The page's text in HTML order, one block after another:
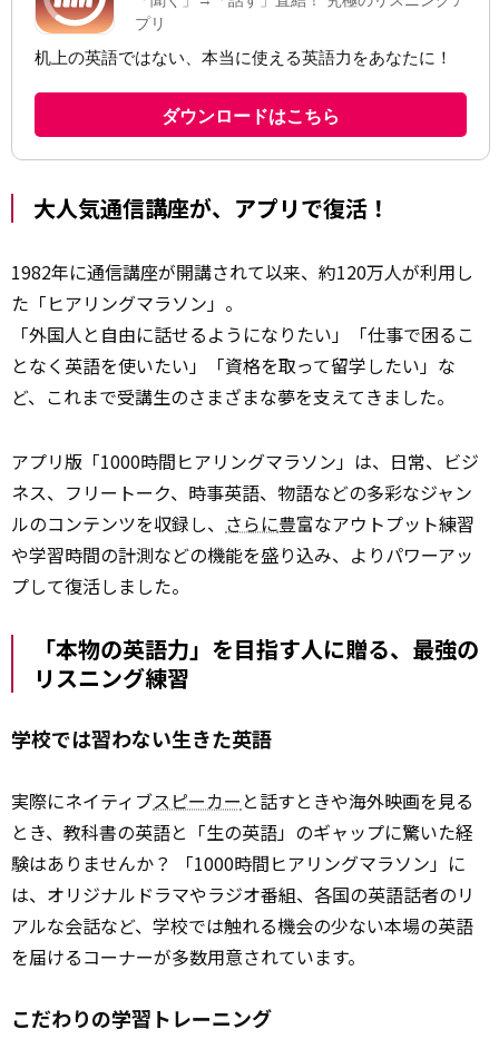
大人気通信講座が、アプリで復活！
1982年に通信講座が開講されて以来、約120万人が利用し
た「ヒアリングマラソン」。
「外国人と自由に話せるようになりたい」「仕事で困るこ
となく英語を使いたい」「資格を取って留学したい」な
ど、これまで受講生のさまざまな夢を支えてきました。
アプリ版「1000時間ヒアリングマラソン」は、日常、ビジ
ネス、フリートーク、時事英語、物語などの多彩なジャン
ルのコンテンツを収録し、 さらに豊富なアウトプット練習
や学習時間の計測などの機能を盛り込み、よりパワーアッ
プして復活しました。
「本物の英語力」を目指す人に贈る、最強の
リスニング練習
学校では習わない生きた英語
実際にネイティブスピーカー と話すときや海外映画を見る
とき、教科書の英語と「生の英語」のギャップに驚いた経
験はありませんか？ 「1000時間ヒアリングマラソン」に
は、オリジナルドラマやラジオ番組、各国の英語話者のリ
アルな会話など、学校では触れる機会の少ない本場の英語
を届けるコーナーが多数用意されています。
こだわりの学習トレーニング